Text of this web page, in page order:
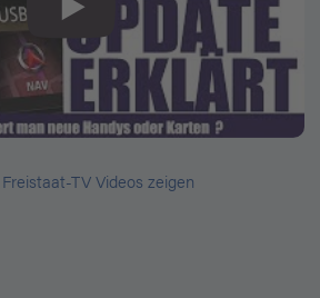
TV Videos zeigen